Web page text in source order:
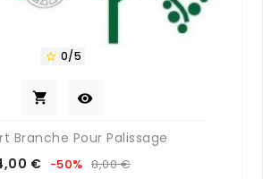
 0/5
 
Branche Pour Palissage
Prix
€ Prix
-50% 8,00 €